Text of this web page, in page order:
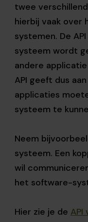
twee
hierbij vaak over
systemen. De
systeem wordt
andere
API geeft dus
applicaties
systeem te
Neem
systeem. Een
wil
het software-
Hier zie je de API